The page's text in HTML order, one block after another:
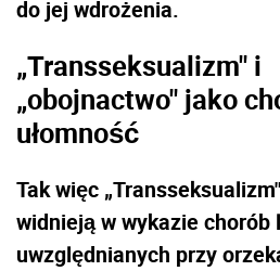
do jej wdrożenia.
„Transseksualizm" i
„obojnactwo" jako
ułomność
Tak więc
widnieją w wykazie chorób
uwzględnianych przy